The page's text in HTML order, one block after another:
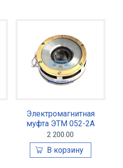
Электромагнитная
муфта ЭТМ 052-2А
2 200.00